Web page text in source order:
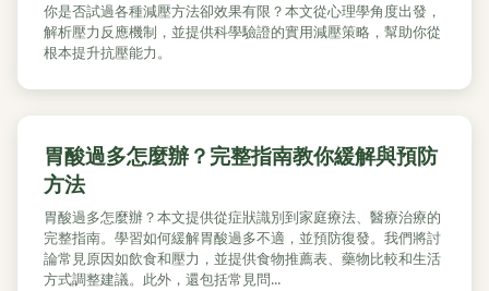
你是否試過各種減壓方法卻效果有限？本文從心理學角度出發，
解析壓力反應機制，並提供科學驗證的實用減壓策略，幫助你從
根本提升抗壓能力。
胃酸過多怎麼辦？完整指南教你緩解與預防
方法
胃酸過多怎麼辦？本文提供從症狀識別到家庭療法、醫療治療的
完整指南。學習如何緩解胃酸過多不適，並預防復發。我們將討
論常見原因如飲食和壓力，並提供食物推薦表、藥物比較和生活
方式調整建議。此外，還包括常見問...